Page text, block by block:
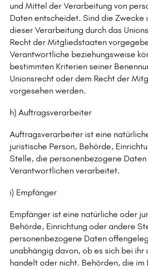
und Mittel der Verarbeitung von
Daten entscheidet. Sind die Zwecke
dieser Verarbeitung durch das
Recht der Mitgliedstaaten
Verantwortliche beziehungsweise
bestimmten Kriterien seiner
Unionsrecht oder dem Recht der
vorgesehen werden.
h) Auftragsverarbeiter
Auftragsverarbeiter ist eine
juristische Person, Behörde,
Stelle, die personenbezogene
Verantwortlichen verarbeitet.
i) Empfänger
Empfänger ist eine natürliche oder
Behörde, Einrichtung oder andere
personenbezogene Daten
unabhängig davon, ob es sich bei ihr
handelt oder nicht. Behörden, die im